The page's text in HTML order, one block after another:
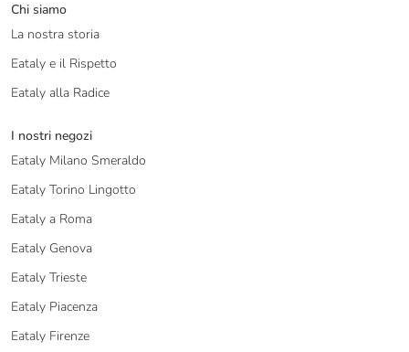
Chi siamo
La nostra storia
Eataly e il Rispetto
Eataly alla Radice
I nostri negozi
Eataly Milano Smeraldo
Eataly Torino Lingotto
Eataly a Roma
Eataly Genova
Eataly Trieste
Eataly Piacenza
Eataly Firenze